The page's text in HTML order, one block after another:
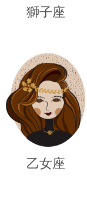
獅子座
乙女座